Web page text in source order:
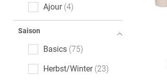
Ajour 4
Animalprint
Denim 3
Saison
Basics 75
Herbst/Winter 23